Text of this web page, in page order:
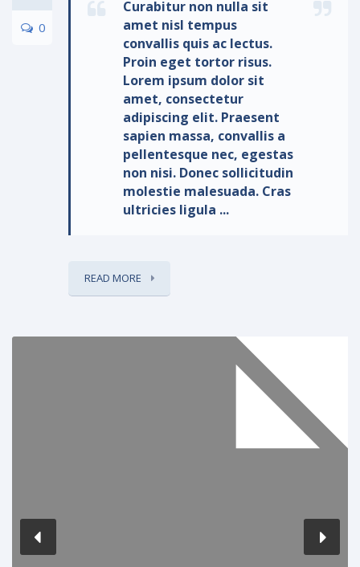
0
Curabitur non nulla sit
amet nisl tempus
convallis quis ac lectus.
Proin eget tortor risus.
Lorem ipsum dolor sit
amet, consectetur
adipiscing elit. Praesent
sapien massa, convallis a
pellentesque nec, egestas
non nisi. Donec sollicitudin
molestie malesuada. Cras
ultricies ligula ...
READ MORE